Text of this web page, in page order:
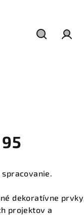
dekoratívne prvky,
projektov a